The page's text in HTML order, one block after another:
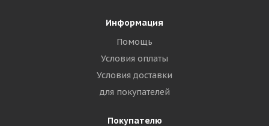
Информация
Помощь
Условия оплаты
Условия доставки
для покупателей
Покупателю